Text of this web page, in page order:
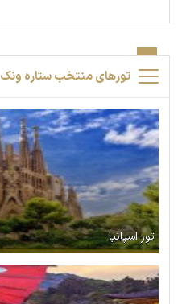
تورهای منتخب ستاره ونک
تور اسپانیا